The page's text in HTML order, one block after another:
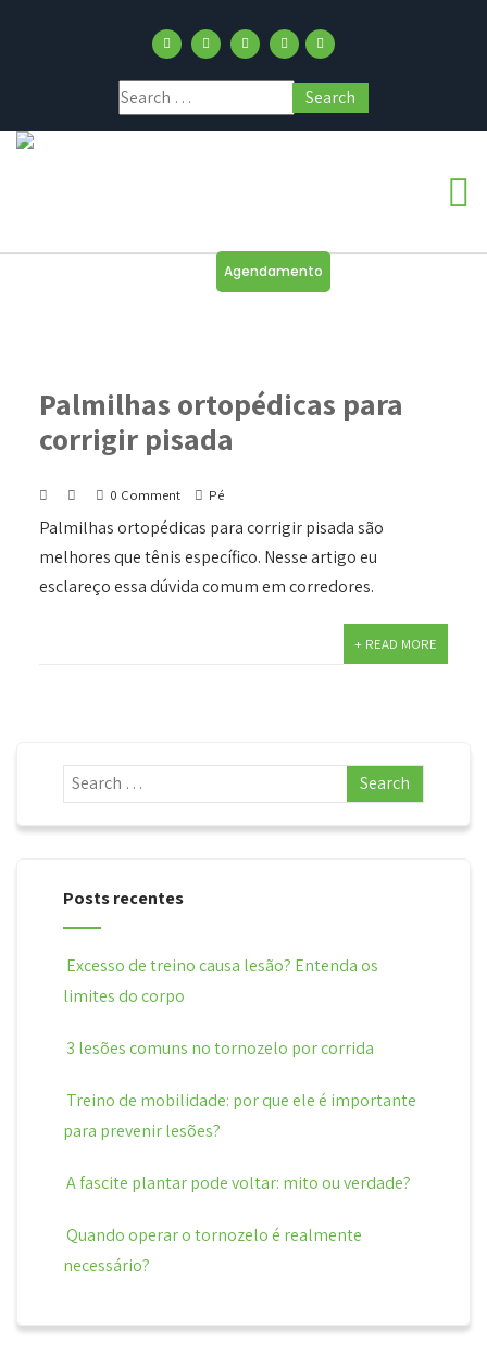
Agendamento
Palmilhas ortopédicas para
corrigir pisada
0 Comment Pé
Palmilhas ortopédicas para corrigir pisada são
melhores que tênis específico. Nesse artigo eu
esclareço essa dúvida comum em corredores.
+ READ MORE
Posts recentes
Excesso de treino causa lesão? Entenda os
limites do corpo
3 lesões comuns no tornozelo por corrida
Treino de mobilidade: por que ele é importante
para prevenir lesões?
A fascite plantar pode voltar: mito ou verdade?
Quando operar o tornozelo é realmente
necessário?